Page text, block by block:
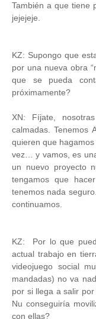
También a que tiene
jejejeje.
KZ: Supongo que
por una nueva obra
que se pueda
próximamente?
XN: Fíjate,
calmadas. Tenemos
quieren que
vez… y vamos, es
un nuevo proyecto
tengamos que
tenemos nada
continuamos.
KZ:
Por lo que
actual trabajo en
videojuego social
mandadas) no va
por si llega a salir
Nu conseguiría
con ellas?